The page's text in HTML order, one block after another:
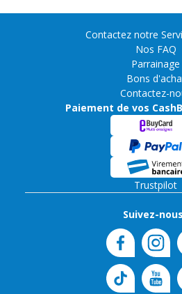
Contactez notre
Nos FAQ
Parrainage
Bons
Contactez-
Paiement de vos
Trustpilot
Suivez-